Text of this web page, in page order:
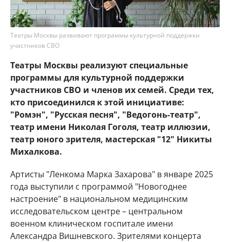
Театры Москвы развивают программы культурной поддержки
участников СВО
Театры Москвы реализуют специальные
программы для культурной поддержки
участников СВО и членов их семей. Среди тех,
кто присоединился к этой инициативе:
"Ромэн", "Русская песня", "Ведогонь-театр",
театр имени Николая Гоголя, театр иллюзии,
театр юного зрителя, мастерская "12" Никиты
Михалкова.
Артисты "Ленкома Марка Захарова" в январе 2025
года выступили с программой "Новогоднее
настроение" в национальном медицинским
исследовательском центре – центральном
военном клиническом госпитале имени
Александра Вишневского. Зрителями концерта